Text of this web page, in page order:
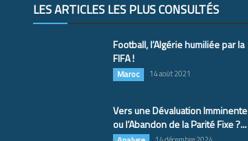
LES ARTICLES LES PLUS CONSULTÉS
Football, l’Algérie humiliée par la
FIFA !
Maroc 14 août 2021
Vers une Dévaluation Imminente
ou l’Abandon de la Parité Fixe ?...